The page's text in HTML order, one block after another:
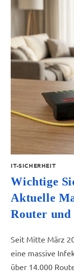
IT-SICHERHEIT
Wichtige
Aktuelle
Router und
Seit Mitte März
eine massive
über 14.000